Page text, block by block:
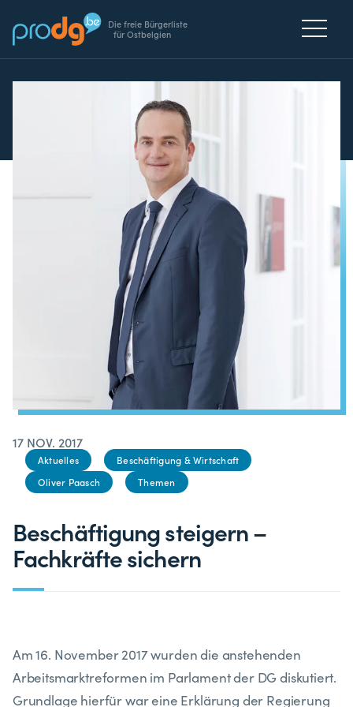
Die freie Bürgerliste
für Ostbelgien
17 NOV. 2017
Aktuelles
Beschäftigung & Wirtschaft
Oliver Paasch
Themen
Beschäftigung steigern –
Fachkräfte sichern
Am 16. November 2017 wurden die anstehenden
Arbeitsmarktreformen im Parlament der DG diskutiert.
Grundlage hierfür war eine Erklärung der Regierung